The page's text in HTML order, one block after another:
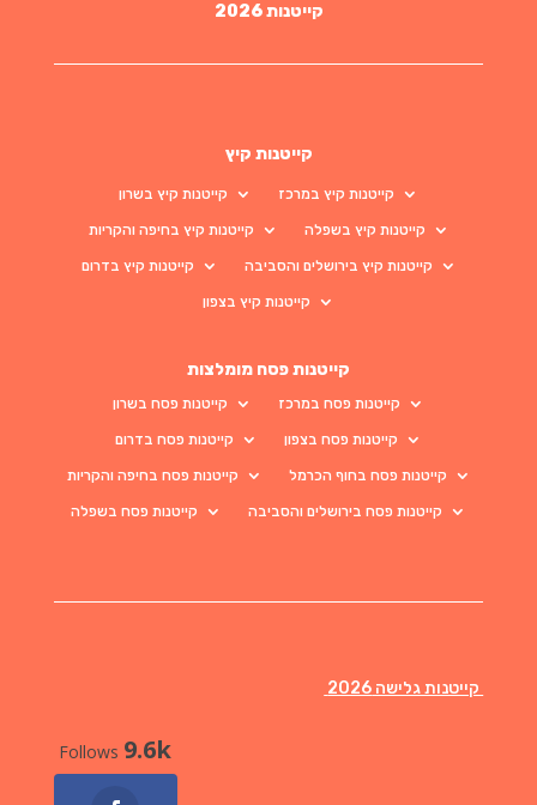
קייטנות 2026
קייטנות קיץ
קייטנות קיץ במרכז קייטנות קיץ בשרון
קייטנות קיץ בשפלה קייטנות קיץ בחיפה והקריות
קייטנות קיץ בירושלים והסביבה קייטנות קיץ בדרום
קייטנות קיץ בצפון
קייטנות פסח מומלצות
קייטנות פסח במרכז קייטנות פסח בשרון
קייטנות פסח בצפון קייטנות פסח בדרום
קייטנות פסח בחוף הכרמל קייטנות פסח בחיפה והקריות
קייטנות פסח בירושלים והסביבה קייטנות פסח בשפלה
קייטנות גלישה 2026
9.6k
Follows